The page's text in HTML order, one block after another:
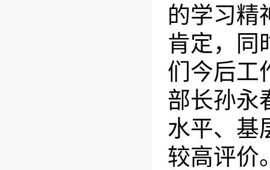
的学习精
肯定，同
们今后工
部长孙永
水平、基
较高评价